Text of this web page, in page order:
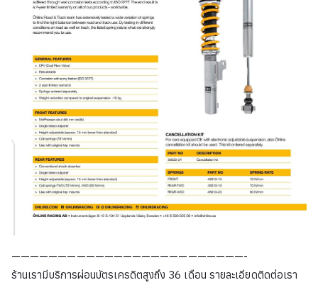
—————————————————————————-
ร้านเรามีบริการผ่อนบัตรเครดิตสูงถึง 36 เดือน รายละเอียดติดต่อเรา